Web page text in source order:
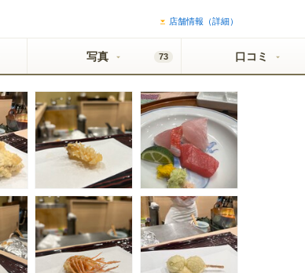
店舗情報（詳細）
写真 73 口コミ